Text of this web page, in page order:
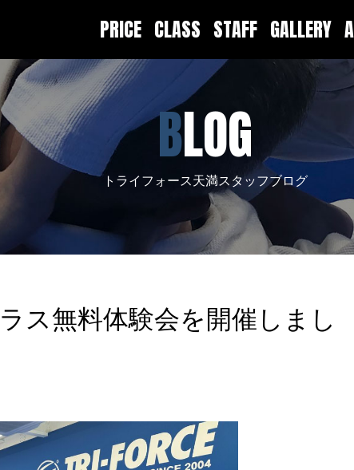
PRICE CLASS STAFF GALLERY
BLOG
トライフォース天満スタッフブログ
ス無料体験会を開催しまし